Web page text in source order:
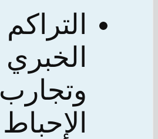
التراكم
الخبري
وتجارب
الإحباط